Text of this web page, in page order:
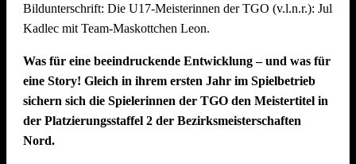
kämpften sie sich bis ins Finale und belegten am Ende einen
hervorragenden zweiten Platz. Eine echte Freude für den
gesamten Verein! Dabei konnten sie im Halbfinale das
vereinsinterne Duell gegen das Team „SpätMelder“, das die
Gruppenphase nach Tiebreak auf Rang 1 beendete, für sich
entscheiden.
Die Seegurken holen den Wanderpokal
Bildunterschrift: Die U17-Meisterinnen der TGO (v.l.n.r.): Julie
Kadlec mit Team-Maskottchen Leon.
Was für eine beeindruckende Entwicklung – und was für
eine Story! Gleich in ihrem ersten Jahr im Spielbetrieb
sichern sich die Spielerinnen der TGO den Meistertitel in
der Platzierungsstaffel 2 der Bezirksmeisterschaften
Nord.